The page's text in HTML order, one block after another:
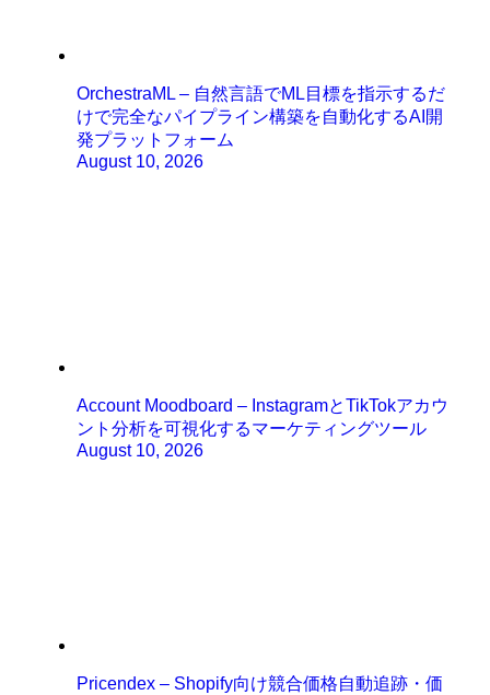
OrchestraML – 自然言語でML目標を指示するだ
けで完全なパイプライン構築を自動化するAI開
発プラットフォーム
August 10, 2026
Account Moodboard – InstagramとTikTokアカウ
ント分析を可視化するマーケティングツール
August 10, 2026
Pricendex – Shopify向け競合価格自動追跡・価